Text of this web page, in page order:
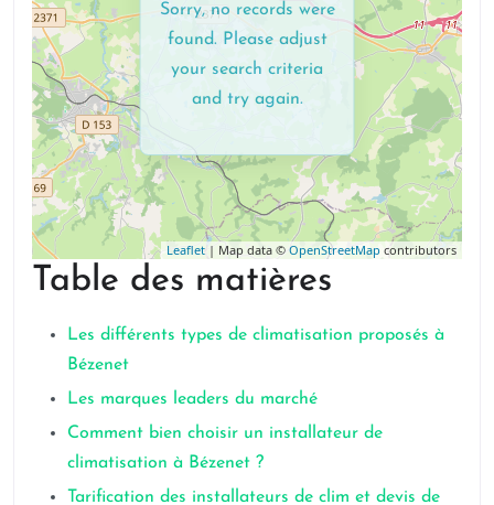
Leaflet | Map data © OpenStreetMap contributors
Sorry, no records were
found. Please adjust
your search criteria
and try again.
Table des matières
Les différents types de climatisation proposés à
Bézenet
Les marques leaders du marché
Comment bien choisir un installateur de
climatisation à Bézenet ?
Tarification des installateurs de clim et devis de